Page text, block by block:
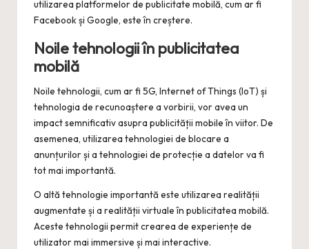
utilizarea platformelor de publicitate mobilă, cum ar fi
Facebook și Google, este în creștere.
Noile tehnologii în publicitatea
mobilă
Noile tehnologii, cum ar fi 5G, Internet of Things (IoT) și
tehnologia de recunoaștere a vorbirii, vor avea un
impact semnificativ asupra publicității mobile în viitor. De
asemenea, utilizarea tehnologiei de blocare a
anunțurilor și a tehnologiei de protecție a datelor va fi
tot mai importantă.
O altă tehnologie importantă este utilizarea realității
augmentate și a realității virtuale în publicitatea mobilă.
Aceste tehnologii permit crearea de experiențe de
utilizator mai immersive și mai interactive.